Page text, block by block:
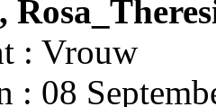
: Vrouw
: 08